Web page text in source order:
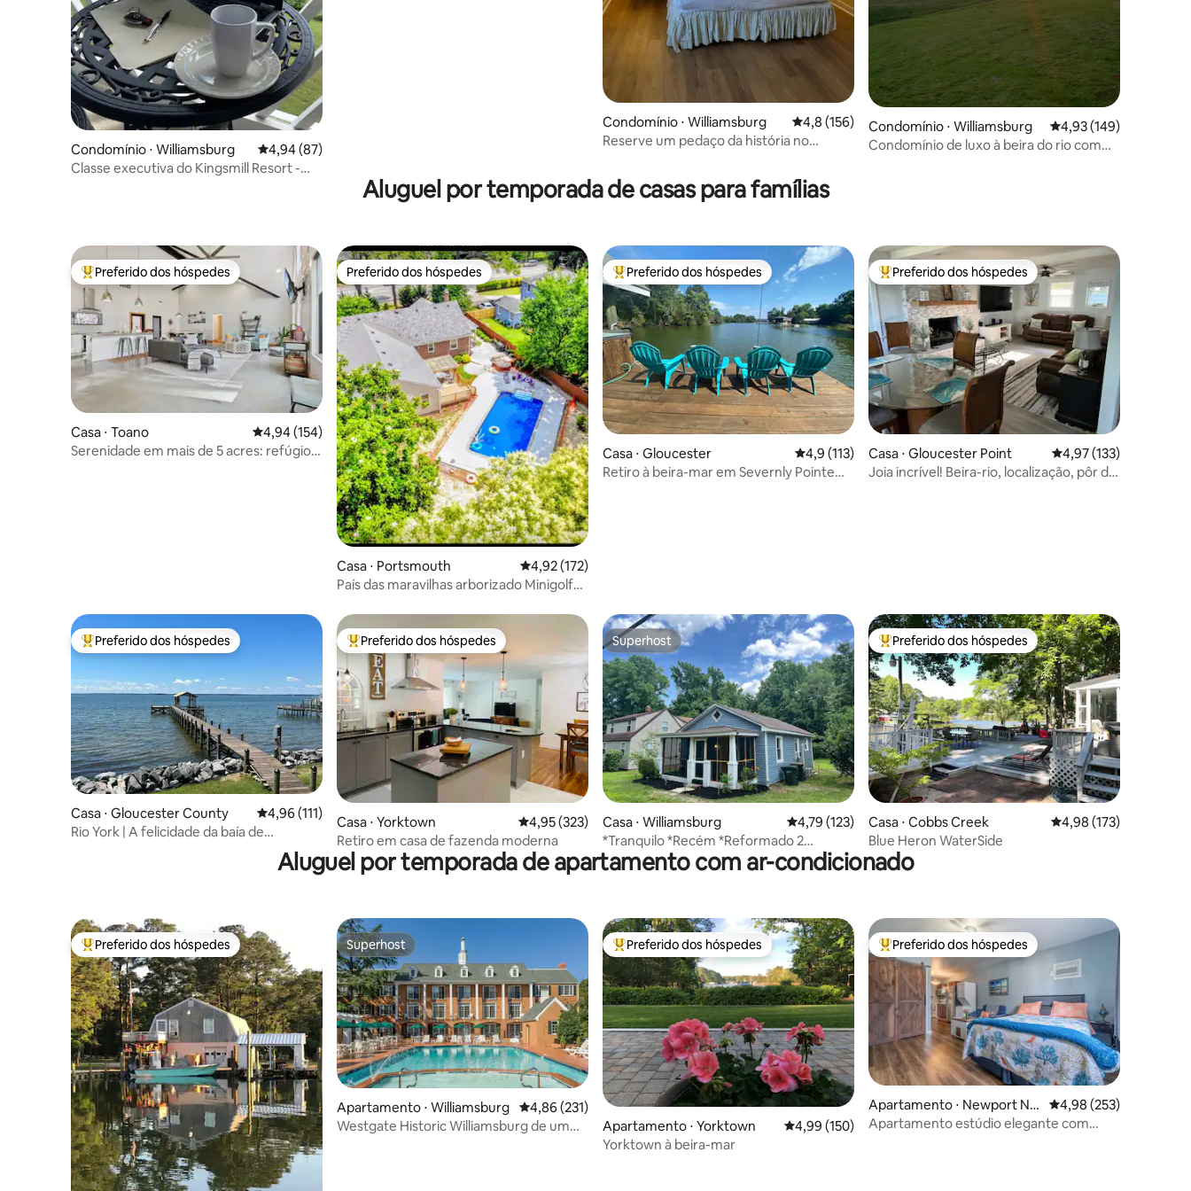
Condomínio ⋅ Williamsburg 4,94 de uma avaliação média de 5, 87 avaliações
4,94 (87)
Classe executiva do Kingsmill Resort -
Condomínio ⋅ Williamsburg 4,8 de uma avaliação média de 5, 156 avaliações
4,8 (156)
Reserve um pedaço da história no
Condomínio ⋅ Williamsburg 4,93 de uma avaliação
4,93 (149)
Condomínio de luxo à beira do rio com
Aluguel por temporada de casas para famílias
Entre os melhores preferidos dos hóspedes
Preferido dos hóspedes
Casa ⋅ Toano 4,94 de uma avaliação média de 5, 154 avaliações
4,94 (154)
Serenidade em mais de 5 acres: refúgio
Preferido dos hóspedes
Preferido dos hóspedes
Casa ⋅ Portsmouth 4,92 de uma avaliação média de 5, 172 avaliações
4,92 (172)
País das maravilhas arborizado Minigolfe
Entre os melhores preferidos dos hóspedes
Preferido dos hóspedes
Casa ⋅ Gloucester 4,9 de uma avaliação média de 5, 113 avaliações
4,9 (113)
Retiro à beira-mar em Severnly Pointe
Entre os melhores preferidos dos hóspedes
Preferido dos hóspedes
Casa ⋅ Gloucester Point 4,97 de uma avaliação
4,97 (133)
Joia incrível! Beira-rio, localização, pôr do
Entre os melhores preferidos dos hóspedes
Preferido dos hóspedes
Casa ⋅ Gloucester County 4,96 de uma avaliação média de 5, 111 avaliações
4,96 (111)
Rio York | A felicidade da baía de
Entre os melhores preferidos dos hóspedes
Preferido dos hóspedes
Casa ⋅ Yorktown 4,95 de uma avaliação média de 5, 323 avaliações
4,95 (323)
Retiro em casa de fazenda moderna
Superhost
Superhost
Casa ⋅ Williamsburg 4,79 de uma avaliação média de 5, 123 avaliações
4,79 (123)
*Tranquilo *Recém *Reformado 2
Quartos 1 Banheiro
Entre os melhores preferidos dos hóspedes
Preferido dos hóspedes
Casa ⋅ Cobbs Creek 4,98 de uma avaliação
4,98 (173)
Blue Heron WaterSide
Aluguel por temporada de apartamento com ar-condicionado
Entre os melhores preferidos dos hóspedes
Preferido dos hóspedes Superhost
Superhost
Apartamento ⋅ Williamsburg 4,86 de uma avaliação média de 5, 231 avaliações
4,86 (231)
Westgate Historic Williamsburg de um
Entre os melhores preferidos dos hóspedes
Preferido dos hóspedes
Apartamento ⋅ Yorktown 4,99 de uma avaliação média de 5, 150 avaliações
4,99 (150)
Yorktown à beira-mar
Entre os melhores preferidos dos hóspedes
Preferido dos hóspedes
Apartamento ⋅ Newport Ne
ws
4,98 de uma avaliação
4,98 (253)
Apartamento estúdio elegante com